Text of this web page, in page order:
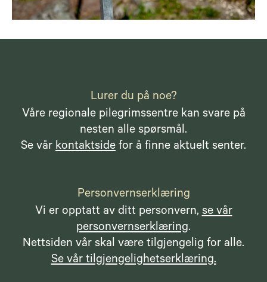
Lurer du på noe?
Våre regionale pilegrimssentre kan svare på
nesten alle spørsmål.
Se vår kontaktside for å finne aktuelt senter.
Personvernserklæring
Vi er opptatt av ditt personvern,se vår
personvernserklæring.
Nettsiden vår skal være tilgjengelig for alle.
Se vår tilgjengelighetserklæring.